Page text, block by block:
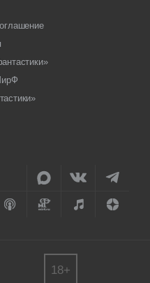
18+